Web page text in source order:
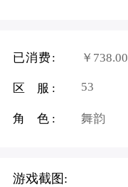
已消费: ￥738.00
区 服: 53
角 色: 舞韵
游戏截图: